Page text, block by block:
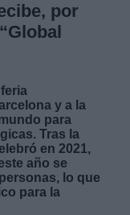
por
y a la
para
Tras la
en 2021,
año se
lo que
para la